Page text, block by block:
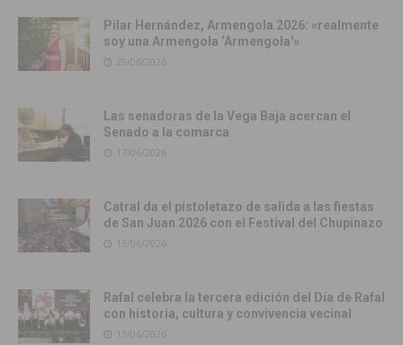
Pilar Hernández, Armengola 2026: «realmente
soy una Armengola ‘Armengola'»
29/06/2026
Las senadoras de la Vega Baja acercan el
Senado a la comarca
17/06/2026
Catral da el pistoletazo de salida a las fiestas
de San Juan 2026 con el Festival del Chupinazo
13/06/2026
Rafal celebra la tercera edición del Día de Rafal
con historia, cultura y convivencia vecinal
13/06/2026